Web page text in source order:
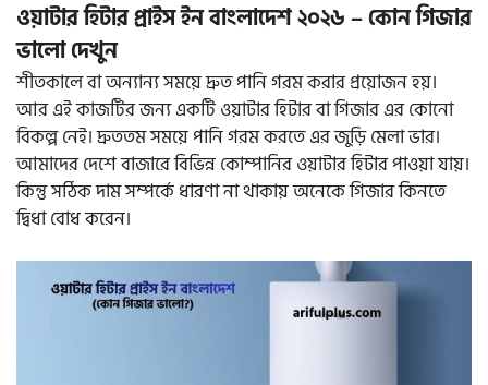
ওয়াটার হিটার প্রাইস ইন বাংলাদেশ ২০২৬ – কোন গিজার
ভালো দেখুন
শীতকালে বা অন্যান্য সময়ে দ্রুত পানি গরম করার প্রয়োজন হয়।
আর এই কাজটির জন্য একটি ওয়াটার হিটার বা গিজার এর কোনো
বিকল্প নেই। দ্রুততম সময়ে পানি গরম করতে এর জুড়ি মেলা ভার।
আমাদের দেশে বাজারে বিভিন্ন কোম্পানির ওয়াটার হিটার পাওয়া যায়।
কিন্তু সঠিক দাম সম্পর্কে ধারণা না থাকায় অনেকে গিজার কিনতে
দ্বিধা বোধ করেন।